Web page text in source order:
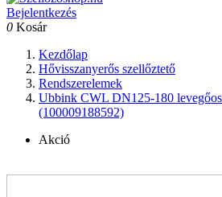
Bejelentkezés
0 Kosár
Kezdőlap
Hővisszanyerős szellőztető
Rendszerelemek
Ubbink CWL DN125-180
(100009188592)
Akció